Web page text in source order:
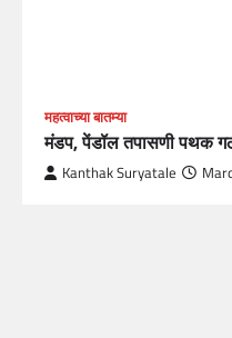
महत्वाच्या बातम्या
मंडप, पेंडॉल तपासणी पथक
Kanthak Suryatale